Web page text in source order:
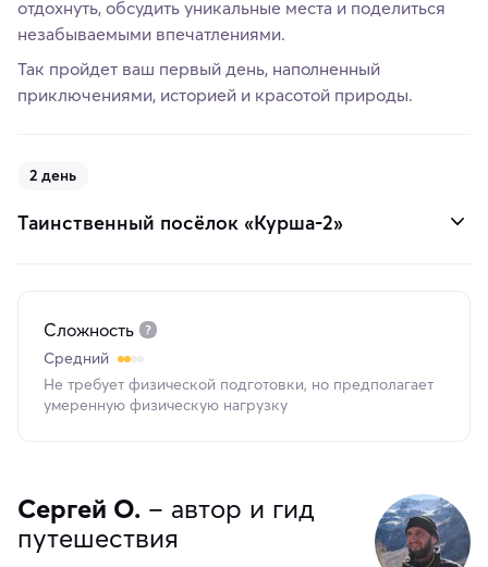
отдохнуть, обсудить уникальные места и поделиться
незабываемыми впечатлениями.
Так пройдет ваш первый день, наполненный
приключениями, историей и красотой природы.
2 день
Таинственный посёлок «Курша-2»
Сложность
Средний
Не требует физической подготовки, но предполагает
умеренную физическую нагрузку
Сергей О. – автор и гид
путешествия